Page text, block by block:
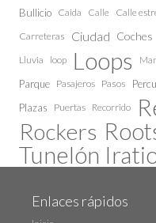
Bullicio Caida Calle Calle
Carreteras Ciudad Coches
Lluvia loop Loops
Parque Pasajeros Pasos
Plazas Puertas Recorrido
Rockers
Tunelón
Enlaces rápidos